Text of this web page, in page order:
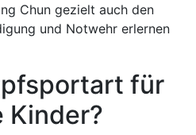
Chun gezielt auch den
und Notwehr erlernen
für
Kinder?